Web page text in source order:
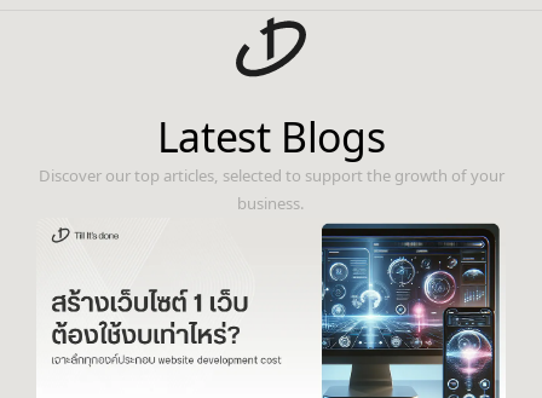
Latest Blogs
Discover our top articles, selected to support the growth of your
business.